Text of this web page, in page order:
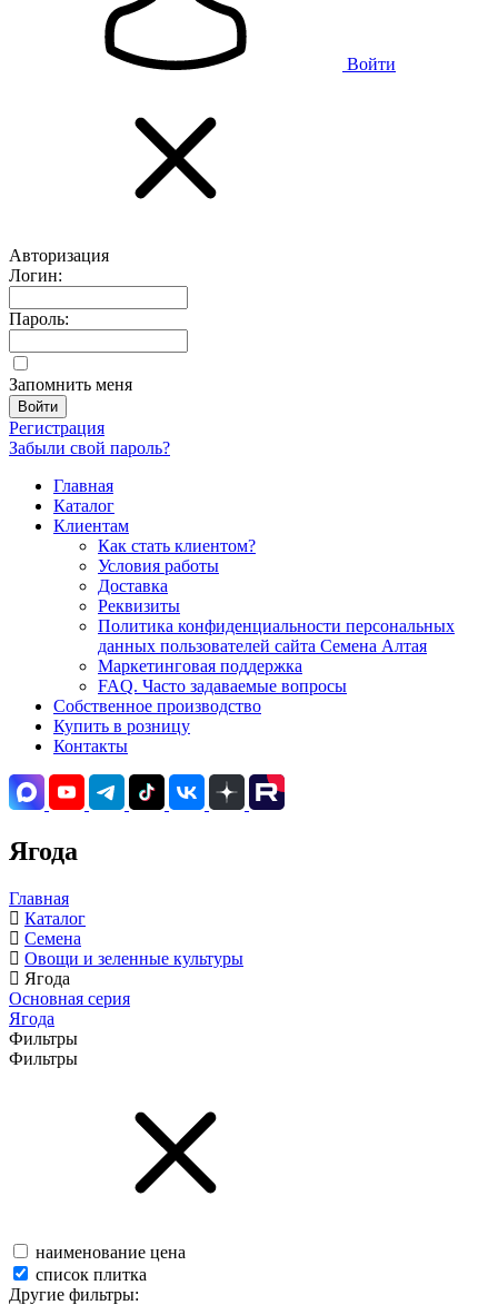
Войти
Авторизация
Логин:
Пароль:
Запомнить меня
Регистрация
Забыли свой пароль?
Главная
Каталог
Клиентам
Как стать клиентом?
Условия работы
Доставка
Реквизиты
Политика конфиденциальности персональных
данных пользователей сайта Семена Алтая
Маркетинговая поддержка
FAQ. Часто задаваемые вопросы
Собственное производство
Купить в розницу
Контакты
Ягода
Главная
Каталог
Семена
Овощи и зеленные культуры
Ягода
Основная серия
Ягода
Фильтры
Фильтры
наименование цена
список плитка
Другие фильтры: